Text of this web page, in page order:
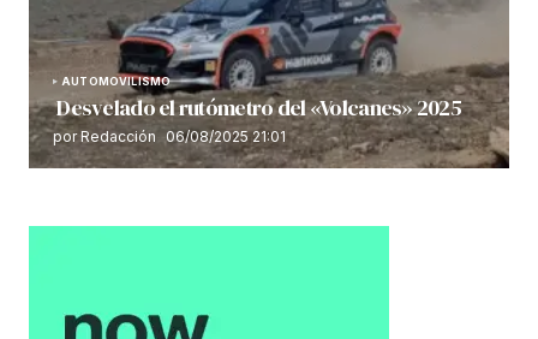
AUTOMOVILISMO
Desvelado el rutómetro del «Volcanes» 2025
por Redacción 06/08/2025 21:01